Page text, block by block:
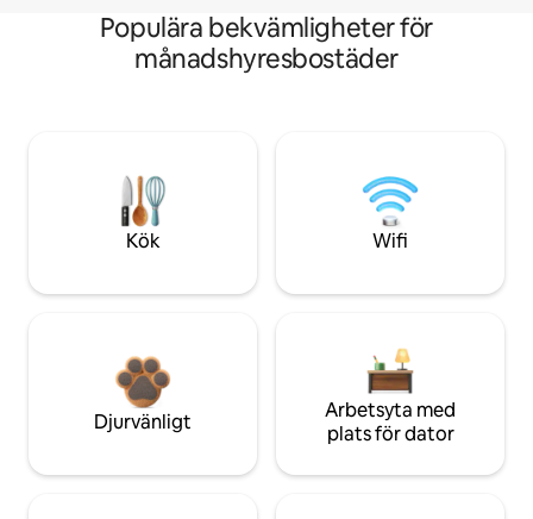
Populära bekvämligheter för
månadshyresbostäder
Kök Wifi
Djurvänligt
Arbetsyta med
plats för dator